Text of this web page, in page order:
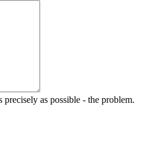
precisely as possible - the problem.